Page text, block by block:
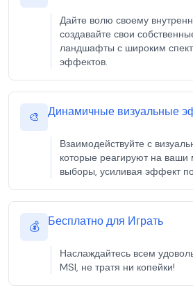
Дайте волю своему
создавайте свои
ландшафты с широким
эффектов.
🎨 Динамичные визуальные
Взаимодействуйте с
которые реагируют на ваши
выборы, усиливая эффект
💰 Бесплатно для Играть
Наслаждайтесь всем
MSI, не тратя ни копейки!